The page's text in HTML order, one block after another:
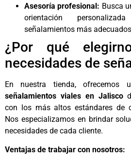
Asesoría profesional: Busca
orientación
señalamientos más
¿Por qué
necesidades de
En nuestra tienda, ofrecemos
señalamientos viales en Jalisco
con los más altos estándares de
Nos especializamos en brindar
necesidades de cada cliente.
Ventajas de trabajar con nosotros: